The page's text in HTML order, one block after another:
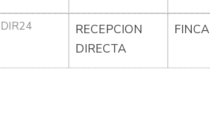
RECEPCION
DIRECTA
FINCA